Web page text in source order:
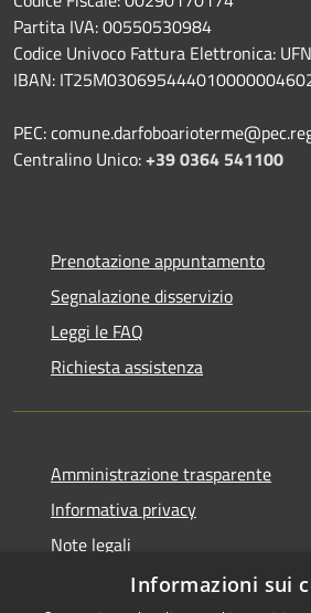
Partita IVA: 00550530984
Codice Univoco Fattura Elettronica:
IBAN:
PEC:
Centralino Unico:+39 0364 541100
Prenotazione appuntamento
Segnalazione disservizio
Leggi le FAQ
Richiesta assistenza
Amministrazione trasparente
Informativa privacy
Note legali
Dichiarazione di accessibilità
Informazioni sui